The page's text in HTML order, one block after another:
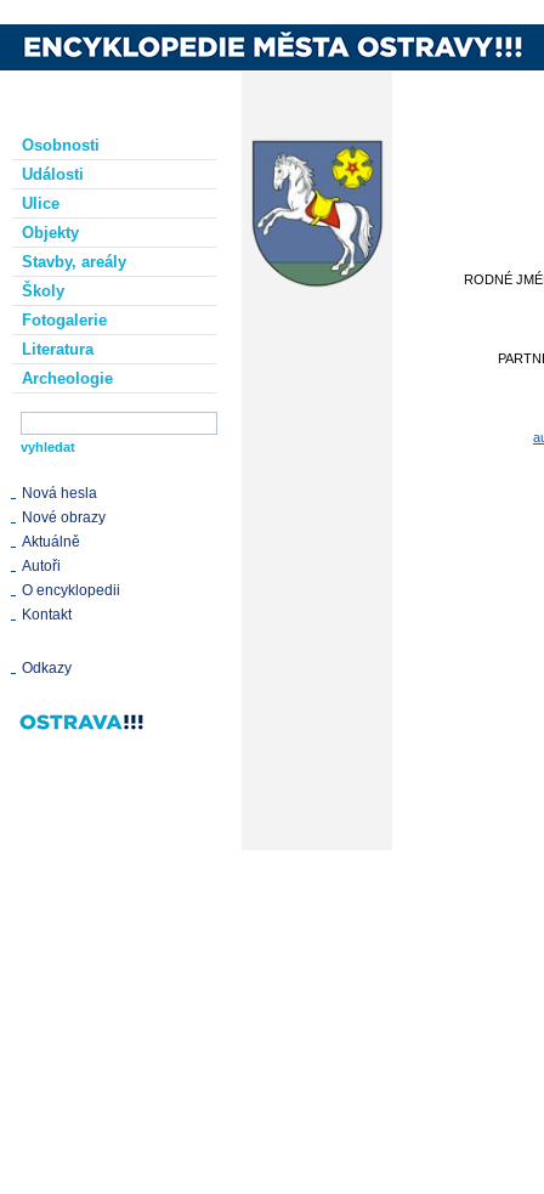
Osobnosti
Události
Ulice
Objekty
Stavby, areály
Školy
Fotogalerie
Literatura
Archeologie
Nová hesla
Nové obrazy
Aktuálně
Autoři
O encyklopedii
Kontakt
Odkazy
RODNÉ